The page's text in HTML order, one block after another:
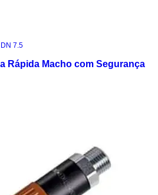
7.5
Rápida Macho com Segurança